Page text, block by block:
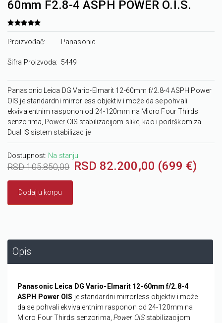
60mm F2.8-4 ASPH POWER O.I.S.
Proizvođač: Panasonic
Šifra Proizvoda: 5449
Panasonic Leica DG Vario-Elmarit 12-60mm f/2.8-4 ASPH Power
OIS je standardni mirrorless objektiv i može da se pohvali
ekvivalentnim rasponon od 24-120mm na Micro Four Thirds
senzorima, Power OIS stabilizacijom slike, kao i podrškom za
Dual IS sistem stabilizacije
Dostupnost: Na stanju
RSD 105.850,00 RSD 82.200,00 (699 €)
Dodaj u korpu
Opis
Panasonic Leica DG Vario-Elmarit 12-60mm f/2.8-4
ASPH Power OIS je standardni mirrorless objektiv i može
da se pohvali ekvivalentnim rasponon od 24-120mm na
Micro Four Thirds senzorima, Power OISstabilizacijom